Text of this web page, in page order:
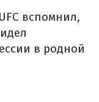
вспомнил,
в родной